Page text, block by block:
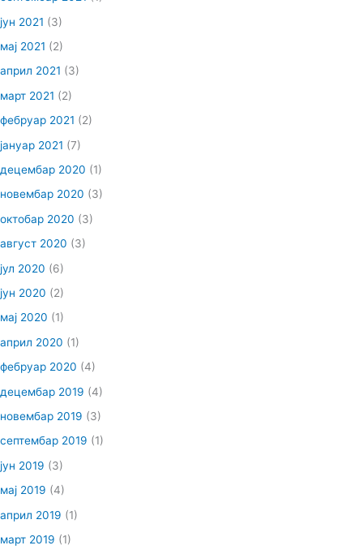
јун 2021 (3)
мај 2021 (2)
април 2021 (3)
март 2021 (2)
фебруар 2021 (2)
јануар 2021 (7)
децембар 2020 (1)
новембар 2020 (3)
октобар 2020 (3)
август 2020 (3)
јул 2020 (6)
јун 2020 (2)
мај 2020 (1)
април 2020 (1)
фебруар 2020 (4)
децембар 2019 (4)
новембар 2019 (3)
септембар 2019 (1)
јун 2019 (3)
мај 2019 (4)
април 2019 (1)
март 2019 (1)